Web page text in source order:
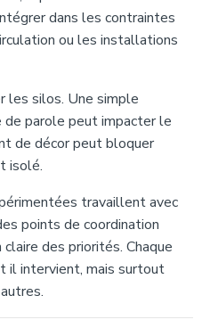
dans les contraintes
ou les installations
les silos. Une simple
de parole peut impacter le
de décor peut bloquer
isolé.
travaillent avec
points de coordination
des priorités. Chaque
il intervient, mais surtout